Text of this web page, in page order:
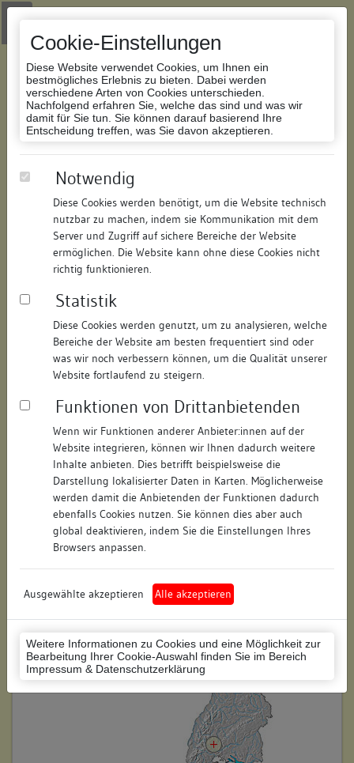
Cookie-Einstellungen
Diese Website verwendet Cookies, um Ihnen ein
bestmögliches Erlebnis zu bieten. Dabei werden
verschiedene Arten von Cookies unterschieden.
Nachfolgend erfahren Sie, welche das sind und was wir
damit für Sie tun. Sie können darauf basierend Ihre
Entscheidung treffen, was Sie davon akzeptieren.
Notwendig
Diese Cookies werden benötigt, um die Website technisch
nutzbar zu machen, indem sie Kommunikation mit dem
Server und Zugriff auf sichere Bereiche der Website
ermöglichen. Die Website kann ohne diese Cookies nicht
richtig funktionieren.
Statistik
Diese Cookies werden genutzt, um zu analysieren, welche
Bereiche der Website am besten frequentiert sind oder
was wir noch verbessern können, um die Qualität unserer
Website fortlaufend zu steigern.
Funktionen von Drittanbietenden
Wenn wir Funktionen anderer Anbieter:innen auf der
Website integrieren, können wir Ihnen dadurch weitere
Inhalte anbieten. Dies betrifft beispielsweise die
Darstellung lokalisierter Daten in Karten. Möglicherweise
werden damit die Anbietenden der Funktionen dadurch
ebenfalls Cookies nutzen. Sie können dies aber auch
global deaktivieren, indem Sie die Einstellungen Ihres
Browsers anpassen.
Ausgewählte akzeptieren Alle akzeptieren
Weitere Informationen zu Cookies und eine Möglichkeit zur
Bearbeitung Ihrer Cookie-Auswahl finden Sie im Bereich
Impressum & Datenschutzerklärung
Zur Navigation springen
Zum Inhalt der Website springen
Datenbank Bauforschung/Restaurierung
123257613611/Datum:17.12.2020
Datenbestand:
Bauforschung und Restaurierung
Als PDF herunterladen:
Objektdaten
Straße: Gerwigstraße
Hausnummer: 2
Postleitzahl: 78050
Stadt-Teilort: Villingen
Regierungsbezirk: Freiburg
Schwarzwald-Baar-Kreis
(Landkreis)
Wohnplatzschlüssel:
keine
Historische Gebäudenummer: keine
Lage des Wohnplatzes: